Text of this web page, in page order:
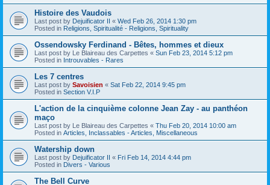
Histoire des Vaudois
Last post by Dejuificator II « Wed Feb 26, 2014 1:30 pm
Posted in Religions, Spiritualité - Religions, Spirituality
Ossendowsky Ferdinand - Bêtes, hommes et dieux
Last post by Le Blaireau des Carpettes « Sun Feb 23, 2014 5:12 pm
Posted in Introuvables - Rares
Les 7 centres
Last post by Savoisien « Sat Feb 22, 2014 9:45 pm
Posted in Section V.I.P
L'action de la cinquième colonne Jean Zay - au panthéon
maço
Last post by Le Blaireau des Carpettes « Thu Feb 20, 2014 10:00 am
Posted in Articles, Inclassables - Articles, Miscellaneous
Watership down
Last post by Dejuificator II « Fri Feb 14, 2014 4:44 pm
Posted in Divers - Various
The Bell Curve